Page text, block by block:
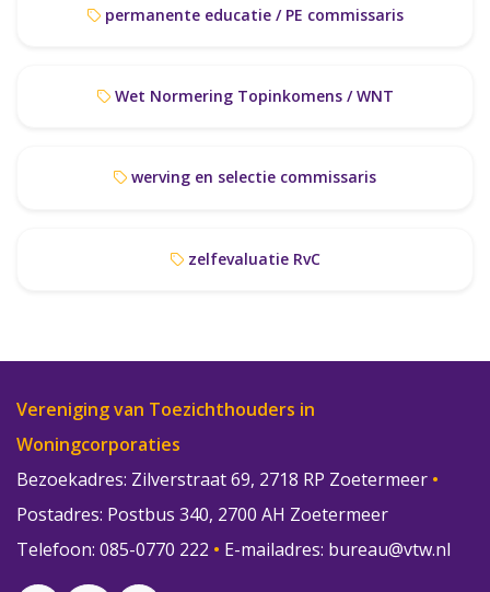
permanente educatie / PE commissaris
Wet Normering Topinkomens / WNT
werving en selectie commissaris
zelfevaluatie RvC
Vereniging van Toezichthouders in
Woningcorporaties
Bezoekadres: Zilverstraat 69, 2718 RP Zoetermeer •
Postadres: Postbus 340, 2700 AH Zoetermeer
Telefoon: 085-0770 222 • E-mailadres: bureau@vtw.nl